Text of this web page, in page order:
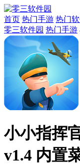
首页 热门手游 热门
零三软件园 热门手游
小小指挥
v1.4 内置